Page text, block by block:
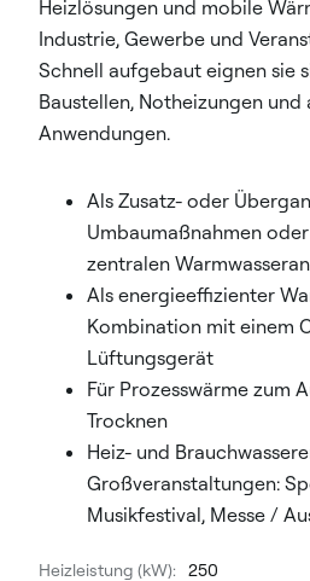
Heizlösungen und mobile
Industrie, Gewerbe und
Schnell aufgebaut eignen sie
Baustellen, Notheizungen
Anwendungen.
Als Zusatz- oder
Umbaumaßnahmen
zentralen
Als energieeffizienter
Kombination mit einem
Lüftungsgerät
Für Prozesswärme zum
Trocknen
Heiz- und
Großveranstaltungen:
Musikfestival, Messe /
Heizleistung (kW): 250